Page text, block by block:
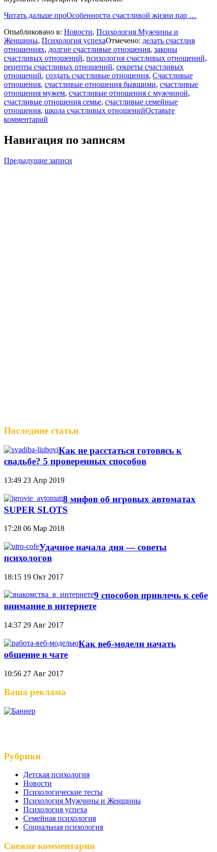
Читать дальше проОсобенности счастливой жизни пар …
Опыбликовано в: Новости, Психология Мужчины и
Женщины, Психология успехаОтмечено: делать счастлив
отношениях, долгие счастливые отношения, законы
счастливых отношений, психология счастливых отношений,
рецепты счастливых отношений, секреты счастливых
отношений, создать счастливые отношения, Счастливые
отношения, счастливые отношения бывшими, счастливые
отношения мужем, счастливые отношения с мужчиной,
счастливые отношения семье, счастливые семейные
отношения, школа счастливых отношенийОставьте
комментарий
Навигация по записям
Предыдущие записи
Последние статьи
Как не расстаться готовясь к
свадьбе? 5 проверенных способов
13:49 23 Апр 2019
8 мифов об игровых автоматах
SUPER SLOTS
17:28 06 Мар 2018
Удачное начала дня — советы
психологов
18:15 19 Окт 2017
9 способов привлечь к себе
внимание в интернете
14:37 29 Авг 2017
Как веб-модели начать
общение в чате
10:56 27 Авг 2017
Ваша реклама
Рубрики
Детская психология
Новости
Психологические тесты
Психология Мужчины и Женщины
Психология успеха
Семейная психология
Социальная психология
Свежие комментарии